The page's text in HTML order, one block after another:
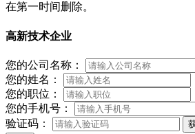
在第一时间删除。
高新技术企业
您的公司名称：
您的姓名：
您的职位：
您的手机号：
验证码：